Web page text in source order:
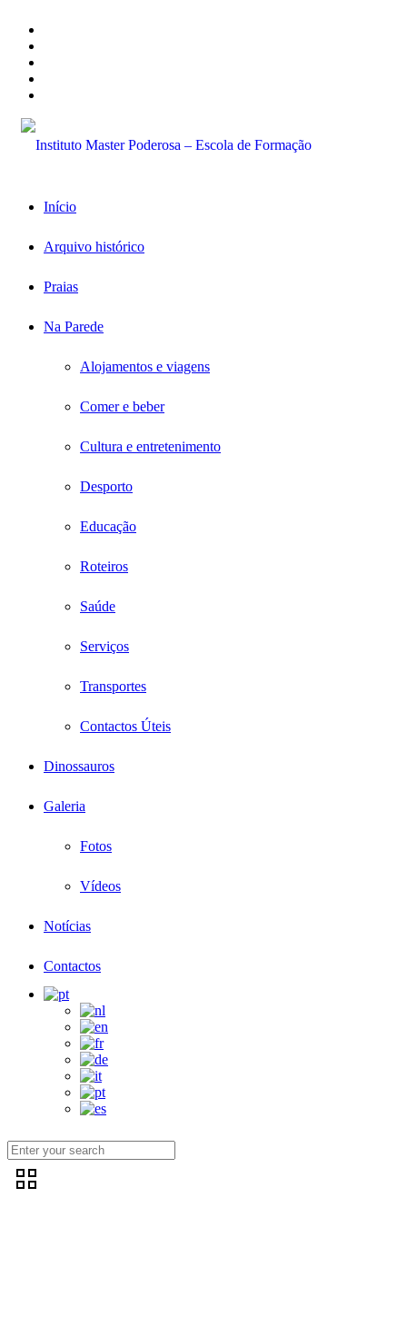
Início
Arquivo histórico
Praias
Na Parede
Alojamentos e viagens
Comer e beber
Cultura e entretenimento
Desporto
Educação
Roteiros
Saúde
Serviços
Transportes
Contactos Úteis
Dinossauros
Galeria
Fotos
Vídeos
Notícias
Contactos